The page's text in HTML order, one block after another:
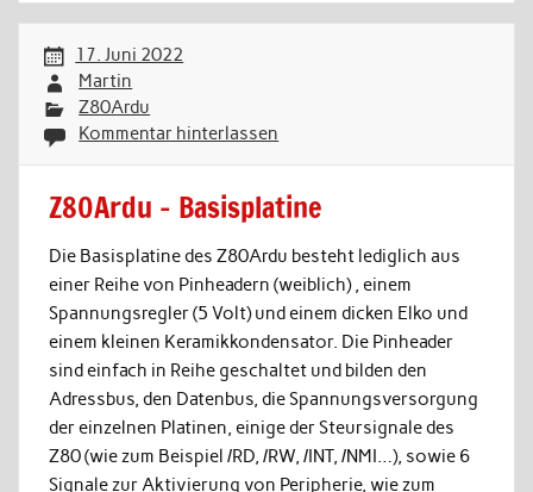
17. Juni 2022
Martin
Z80Ardu
Kommentar hinterlassen
Z80Ardu – Basisplatine
Die Basisplatine des Z80Ardu besteht lediglich aus
einer Reihe von Pinheadern (weiblich) , einem
Spannungsregler (5 Volt) und einem dicken Elko und
einem kleinen Keramikkondensator. Die Pinheader
sind einfach in Reihe geschaltet und bilden den
Adressbus, den Datenbus, die Spannungsversorgung
der einzelnen Platinen, einige der Steursignale des
Z80 (wie zum Beispiel /RD, /RW, /INT, /NMI…), sowie 6
Signale zur Aktivierung von Peripherie, wie zum